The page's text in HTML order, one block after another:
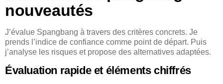
nouveautés
J’évalue Spangbang à travers des critères concrets. Je
prends l’indice de confiance comme point de départ. Puis
j’analyse les risques et propose des alternatives adaptées.
Évaluation rapide et éléments chiffrés